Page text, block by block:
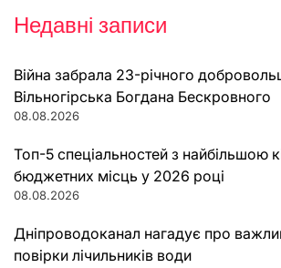
Недавні записи
Війна забрала 23-річного
Вільногірська Богдана Бескровного
08.08.2026
Топ-5 спеціальностей з найбільшою
бюджетних місць у 2026 році
08.08.2026
Дніпроводоканал нагадує про
повірки лічильників води